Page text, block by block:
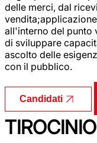
delle merci, dal
all'interno del punto
di sviluppare
ascolto delle
con il pubblico.
Candidati